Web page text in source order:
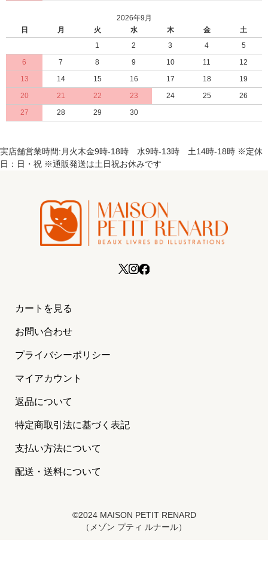
2026年9月
日
月 火 水 木 金
土
1
2 3 4
5
6
7 8 9 10 11
12
13
14 15 16 17 18
19
20
21 22 23 24 25
26
27
28 29 30
実店舗営業時間:月火木金9時-18時 水9時-13時 土14時-18時 ※定休
日：日・祝 ※通販発送は土日祝お休みです
カートを見る
お問い合わせ
プライバシーポリシー
マイアカウント
返品について
特定商取引法に基づく表記
支払い方法について
配送・送料について
©2024 MAISON PETIT RENARD
（メゾン プティ ルナール）